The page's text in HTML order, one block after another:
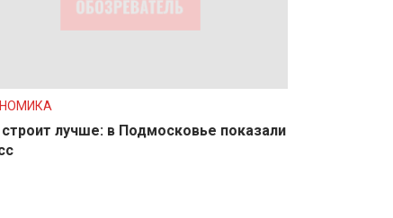
строит лучше: в Подмосковье показали